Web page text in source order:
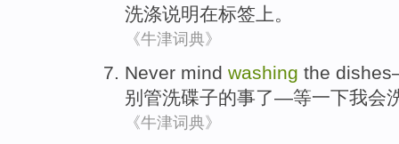
洗涤说明在标签上。
《牛津词典》
Never mind washing the dishes
别管洗碟子的事了—等一下我会
《牛津词典》